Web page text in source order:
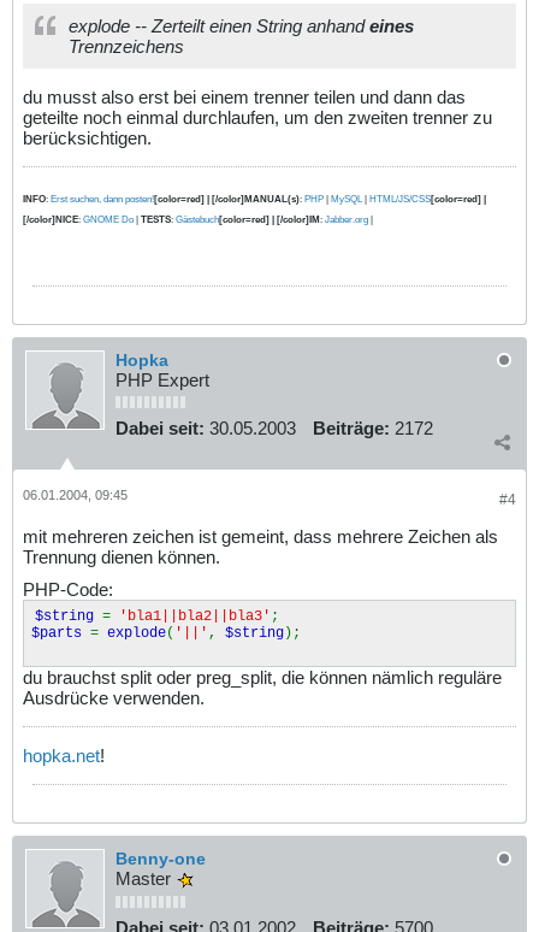
explode -- Zerteilt einen String anhandeines
Trennzeichens
du musst also erst bei einem trenner teilen und dann das
geteilte noch einmal durchlaufen, um den zweiten trenner zu
berücksichtigen.
INFO: Erst suchen, dann posten![color=red] | [/color]MANUAL(s): PHP | MySQL | HTML/JS/CSS[color=red] |
[/color]NICE: GNOME Do | TESTS: Gästebuch[color=red] | [/color]IM: Jabber.org |
Hopka
PHP Expert
Dabei seit: 30.05.2003 Beiträge: 2172
#4
06.01.2004, 09:45
mit mehreren zeichen ist gemeint, dass mehrere Zeichen als
Trennung dienen können.
PHP-Code:
$string = 'bla1||bla2||bla3' ;
$parts = explode( '||' , $string);
du brauchst split oder preg_split, die können nämlich reguläre
Ausdrücke verwenden.
hopka.net!
Benny-one
Master
Dabei seit: 03.01.2002 Beiträge: 5700